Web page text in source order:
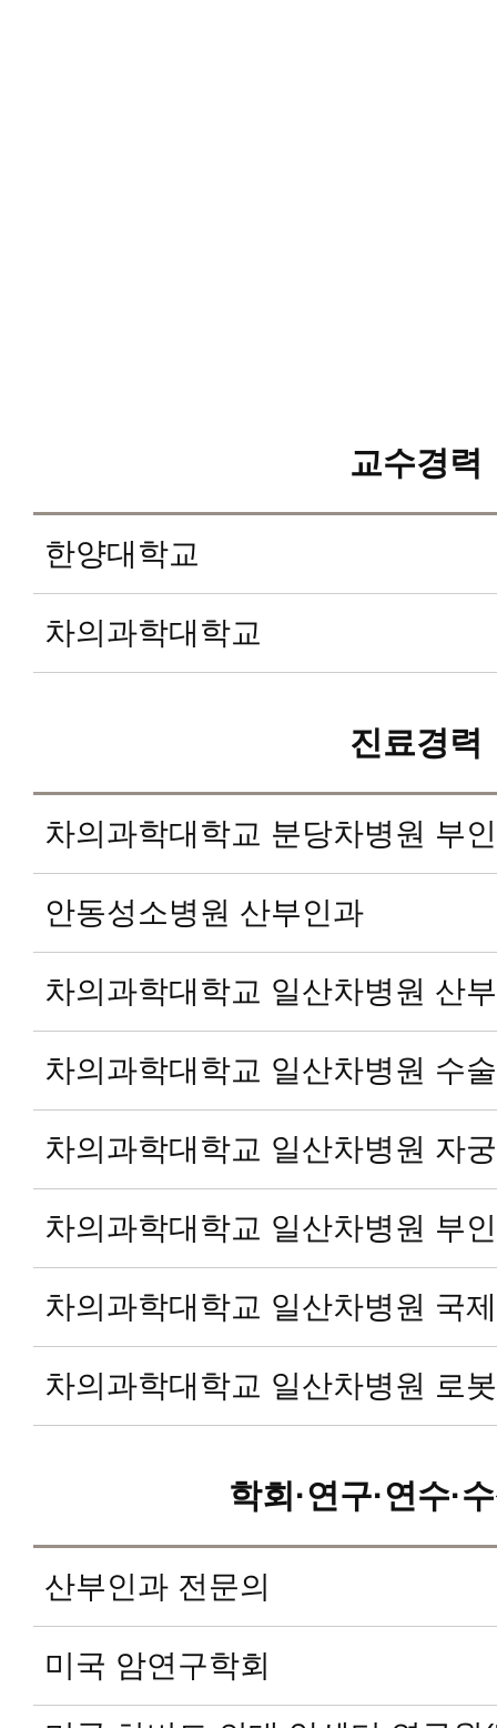
교수경력
한양대학교
차의과학대학교
진료경력
차의과학대학교 분당차병원 부
안동성소병원 산부인과
차의과학대학교 일산차병원 산
차의과학대학교 일산차병원 수
차의과학대학교 일산차병원 자
차의과학대학교 일산차병원 부
차의과학대학교 일산차병원 국
차의과학대학교 일산차병원 로
학회·연구·연수·
산부인과 전문의
미국 암연구학회